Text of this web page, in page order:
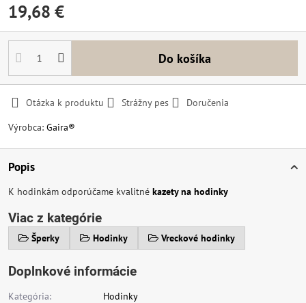
19,68 €
Do košíka
Otázka k produktu Strážny pes
Doručenia
Výrobca: Gaira®
Popis
K hodinkám odporúčame kvalitné kazety na hodinky
Viac z kategórie
Šperky Hodinky Vreckové hodinky
Doplnkové informácie
Kategória: Hodinky